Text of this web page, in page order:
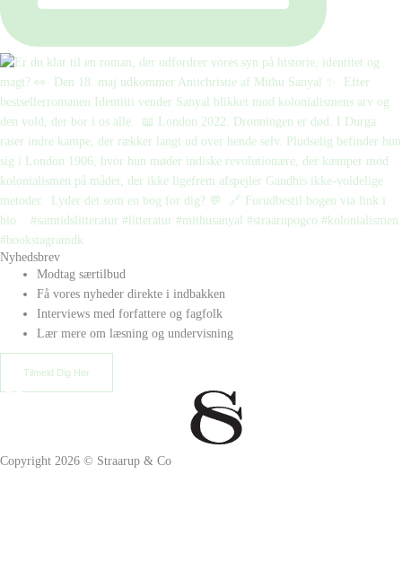
Nyhedsbrev
Modtag særtilbud
Få vores nyheder direkte i indbakken
Interviews med forfattere og fagfolk
Lær mere om læsning og undervisning
Tilmeld Dig Her
Copyright 2026 © Straarup & Co